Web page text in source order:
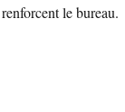
le bureau.